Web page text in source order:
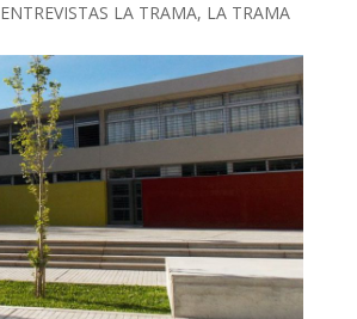
ENTREVISTAS LA TRAMA, LA TRAMA